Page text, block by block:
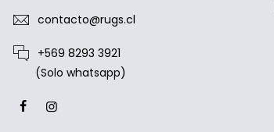
contacto@rugs.cl
+569 8293 3921
(Solo whatsapp)